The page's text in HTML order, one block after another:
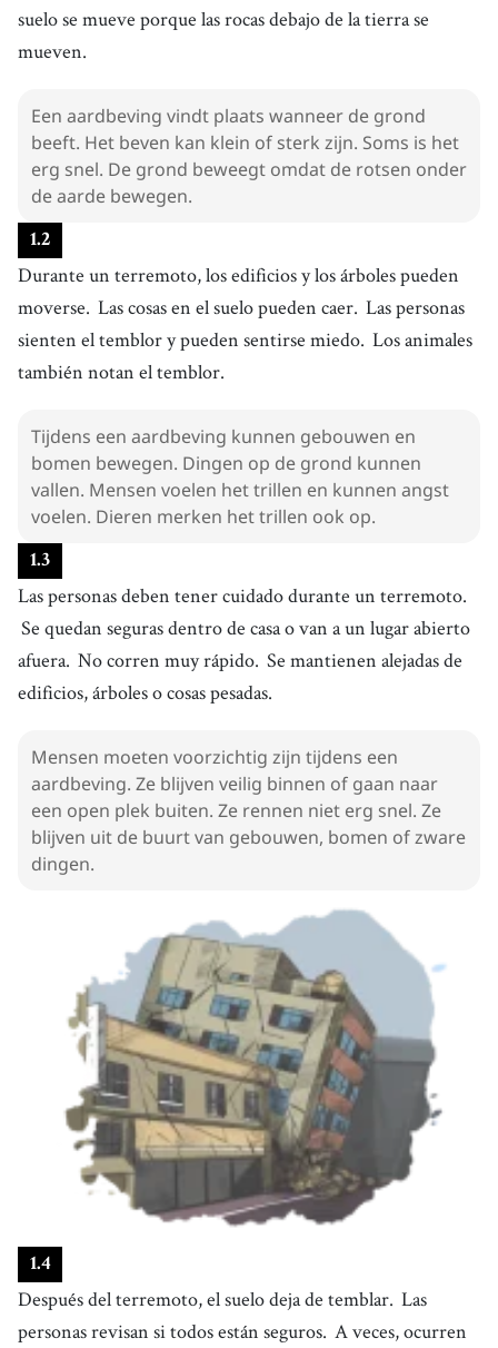
suelo se mueve porque las rocas debajo de la tierra se
mueven.
Een aardbeving vindt plaats wanneer de grond
beeft. Het beven kan klein of sterk zijn. Soms is het
erg snel. De grond beweegt omdat de rotsen onder
de aarde bewegen.
1.2
Durante un terremoto, los edificios y los árboles pueden
moverse. Las cosas en el suelo pueden caer. Las personas
sienten el temblor y pueden sentirse miedo. Los animales
también notan el temblor.
Tijdens een aardbeving kunnen gebouwen en
bomen bewegen. Dingen op de grond kunnen
vallen. Mensen voelen het trillen en kunnen angst
voelen. Dieren merken het trillen ook op.
1.3
Las personas deben tener cuidado durante un terremoto.
Se quedan seguras dentro de casa o van a un lugar abierto
afuera. No corren muy rápido. Se mantienen alejadas de
edificios, árboles o cosas pesadas.
Mensen moeten voorzichtig zijn tijdens een
aardbeving. Ze blijven veilig binnen of gaan naar
een open plek buiten. Ze rennen niet erg snel. Ze
blijven uit de buurt van gebouwen, bomen of zware
dingen.
1.4
Después del terremoto, el suelo deja de temblar. Las
personas revisan si todos están seguros. A veces, ocurren